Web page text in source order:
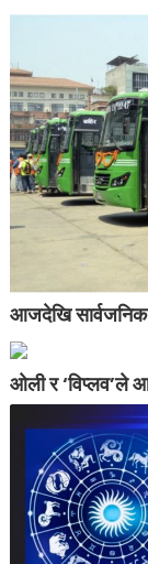
आजदेखि
ओली र ‘विप्लव’ले